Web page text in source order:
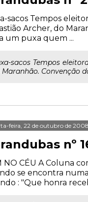
sacos Tempos
Archer, do
um puxa quem ...
sacos Tempos
Maranhão. Convenção
feira, 22 de outubro de 2008
nº
NO CÉU A Coluna
se encontra
: "Que honra